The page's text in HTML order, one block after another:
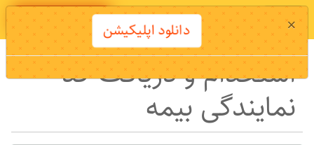
دانلود اپلیکیشن
استخدام و دریافت کد
نمایندگی بیمه
× دانلود اپلیکیشن